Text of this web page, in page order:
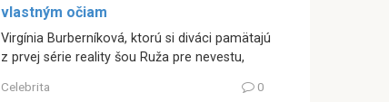
vlastným očiam
Virgínia Burberníková, ktorú si diváci pamätajú
z prvej série reality šou Ruža pre nevestu,
Celebrita 0